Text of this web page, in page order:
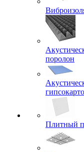
поролон
Плитный